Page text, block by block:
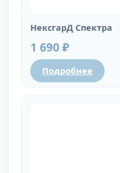
НексгарД Спектра
1 690 ₽
Подробнее